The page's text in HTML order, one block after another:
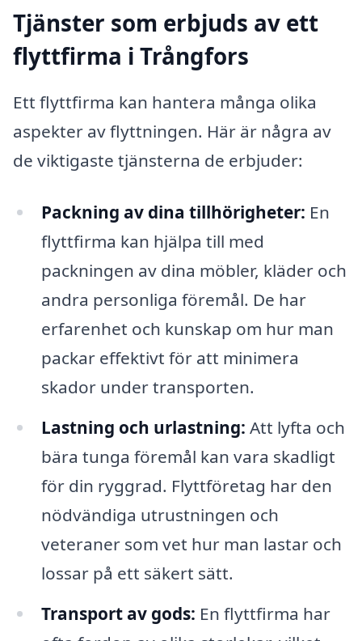
Tjänster som erbjuds av ett
flyttfirma i Trångfors
Ett flyttfirma kan hantera många olika
aspekter av flyttningen. Här är några av
de viktigaste tjänsterna de erbjuder:
Packning av dina tillhörigheter: En
flyttfirma kan hjälpa till med
packningen av dina möbler, kläder och
andra personliga föremål. De har
erfarenhet och kunskap om hur man
packar effektivt för att minimera
skador under transporten.
Lastning och urlastning: Att lyfta och
bära tunga föremål kan vara skadligt
för din ryggrad. Flyttföretag har den
nödvändiga utrustningen och
veteraner som vet hur man lastar och
lossar på ett säkert sätt.
Transport av gods: En flyttfirma har